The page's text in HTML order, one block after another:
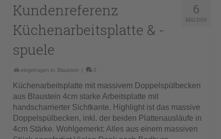
6
MAI 2019
Kundenreferenz
Küchenarbeitsplatte & -
spuele
eingetragen in: Blaustein | 0
Küchenarbeitsplatte mit massivem Doppelspülbecken
aus Blaustein 4cm starke Arbeitsplatte mit
handscharrierter Sichtkante. Highlight ist das massive
Doppelspülbecken, inkl. der beiden Plattenausläufe in
4cm Stärke. Wohlgemerkt: Alles aus einem massiven